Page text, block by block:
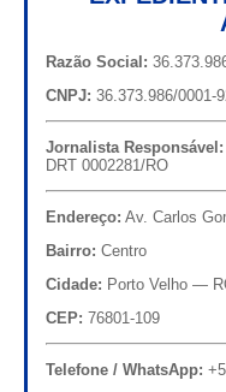
Razão Social:
CNPJ: 36.373.986/0001-
Jornalista Responsável:
DRT 0002281/RO
Endereço: Av. Carlos
Bairro: Centro
Cidade: Porto Velho —
CEP: 76801-109
Telefone / WhatsApp: